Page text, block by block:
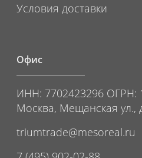
Условия доставки
Офис
ИНН: 7702423296 ОГРН:
Москва, Мещанская ул.,
triumtrade@mesoreal.ru